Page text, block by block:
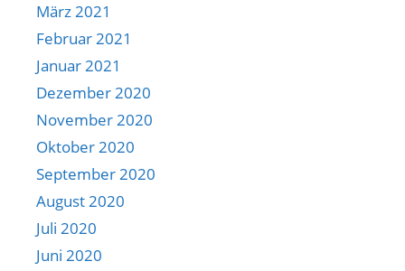
März 2021
Februar 2021
Januar 2021
Dezember 2020
November 2020
Oktober 2020
September 2020
August 2020
Juli 2020
Juni 2020